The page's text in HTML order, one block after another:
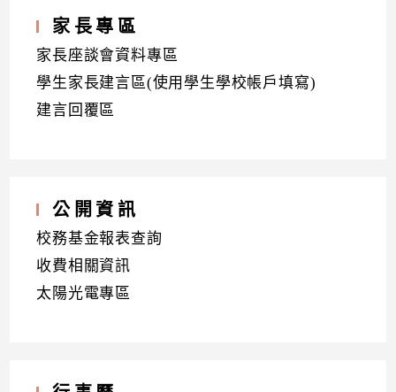
家長專區
家長座談會資料專區
學生家長建言區(使用學生學校帳戶填寫)
建言回覆區
公開資訊
校務基金報表查詢
收費相關資訊
太陽光電專區